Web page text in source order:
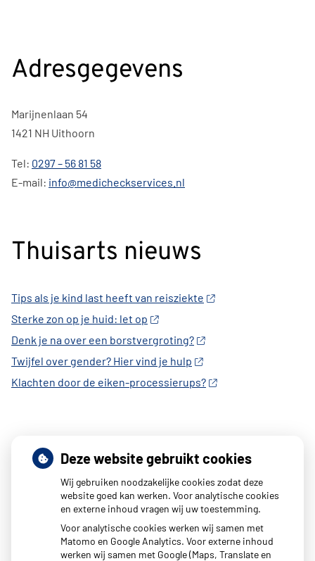
Adresgegevens
Marijnenlaan 54
1421 NH Uithoorn
Tel: 0297 – 56 81 58
E-mail: info@medicheckservices.nl
Thuisarts nieuws
Tips als je kind last heeft van reisziekte
Sterke zon op je huid: let op
Denk je na over een borstvergroting?
Twijfel over gender? Hier vind je hulp
Klachten door de eiken-processierups?
Deze website gebruikt cookies
Wij gebruiken noodzakelijke cookies zodat deze
website goed kan werken. Voor analytische cookies
en externe inhoud vragen wij uw toestemming.
Voor analytische cookies werken wij samen met
Matomo en Google Analytics. Voor externe inhoud
werken wij samen met Google (Maps, Translate en